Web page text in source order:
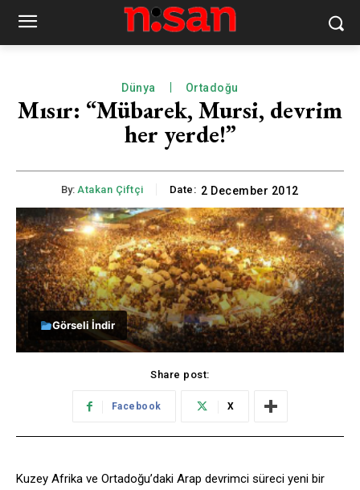
Dünya Ortadoğu
Mısır: “Mübarek, Mursi, devrim
her yerde!”
By: Atakan Çiftçi Date: 2 December 2012
Görseli İndir
Share post:
Facebook X
Kuzey Afrika ve Ortadoğu’daki Arap devrimci süreci yeni bir